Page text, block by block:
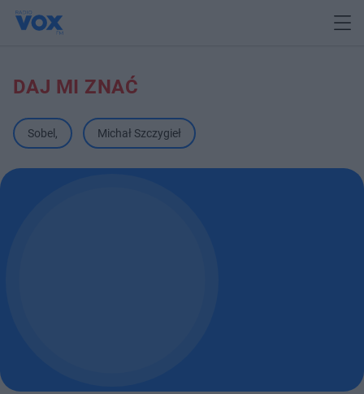
DAJ MI ZNAĆ
Sobel , Michał Szczygieł